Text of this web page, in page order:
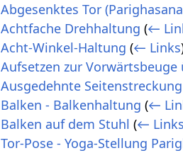
Abgesenktes Tor
Achtfache Drehhaltung (←
Acht-Winkel-Haltung (← Links
Aufsetzen zur Vorwärtsbeuge
Ausgedehnte Seitenstreckung
Balken - Balkenhaltung (←
Balken auf dem Stuhl (←
Tor-Pose - Yoga-Stellung